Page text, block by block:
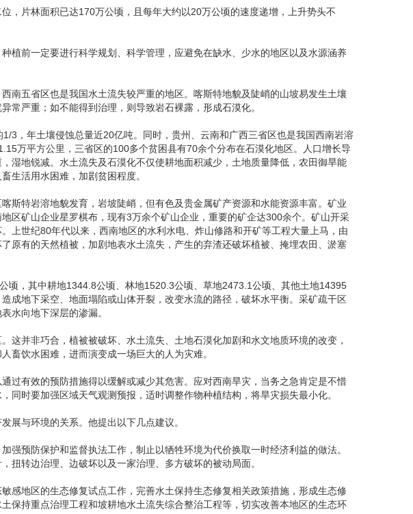
，片林面积已达170万公顷，且每年大约以20万公顷的速度递增，上升势头不
植前一定要进行科学规划、科学管理，应避免在缺水、少水的地区以及水源涵养
南五省区也是我国水土流失较严重的地区。喀斯特地貌及陡峭的山坡易发生土壤
常严重；如不能得到治理，则导致岩石裸露，形成石漠化。
3，年土壤侵蚀总量近20亿吨。同时，贵州、云南和广西三省区也是我国西南岩溶
万平方公里，三省区的100多个贫困县有70余个分布在石漠化地区。人口增长导
湿地锐减。水土流失及石漠化不仅使耕地面积减少，土地质量降低，农田御旱能
生活用水困难，加剧贫困程度。
斯特岩溶地貌发育，岩坡陡峭，但有色及贵金属矿产资源和水能资源丰富。矿业
区矿山企业星罗棋布，现有3万余个矿山企业，重要的矿企达300余个。矿山开采
上世纪80年代以来，西南地区的水利水电、炸山修路和开矿等工程大量上马，由
原有的天然植被，加剧地表水土流失，产生的弃渣还破坏植被、掩埋农田、淤塞
顷，其中耕地1344.8公顷、林地1520.3公顷、草地2473.1公顷、其他土地14395
成地下采空、地面塌陷或山体开裂，改变水流的路径，破坏水平衡。采矿疏干区
水向地下深层的渗漏。
这并非巧合，植被被破坏、水土流失、土地石漠化加剧和水文地质环境的改变，
畜饮水困难，进而演变成一场巨大的人为灾难。
过有效的预防措施得以缓解或减少其危害。应对西南旱灾，当务之急肯定是不惜
同时要加强区域天气观测预报，适时调整作物种植结构，将旱灾损失最小化。
展与环境的关系。他提出以下几点建议。
强预防保护和监督执法工作，制止以牺牲环境为代价换取一时经济利益的做法。
扭转边治理、边破坏以及一家治理、多方破坏的被动局面。
感地区的生态修复试点工作，完善水土保持生态修复相关政策措施，形成生态修
保持重点治理工程和坡耕地水土流失综合整治工程等，切实改善本地区的生态环